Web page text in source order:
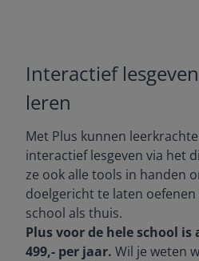
Interactief
leren
Met Plus kunnen
interactief lesgeven via het
ze ook alle tools in handen
doelgericht te laten
school als thuis.
Plus voor de hele school
499,- per jaar. Wil je weten